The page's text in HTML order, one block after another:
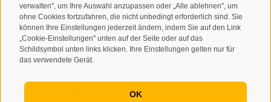
verwalten", um Ihre Auswahl anzupassen oder „Alle ablehnen", um
ohne Cookies fortzufahren, die nicht unbedingt erforderlich sind. Sie
können Ihre Einstellungen jederzeit ändern, indem Sie auf den Link
„Cookie-Einstellungen" unten auf der Seite oder auf das
Schildsymbol unten links klicken. Ihre Einstellungen gelten nur für
das verwendete Gerät.
OK
Sitemap • Impressum • Cookie-Richtlinie • Privacy •
Cookie Präferenzen • created with passion by